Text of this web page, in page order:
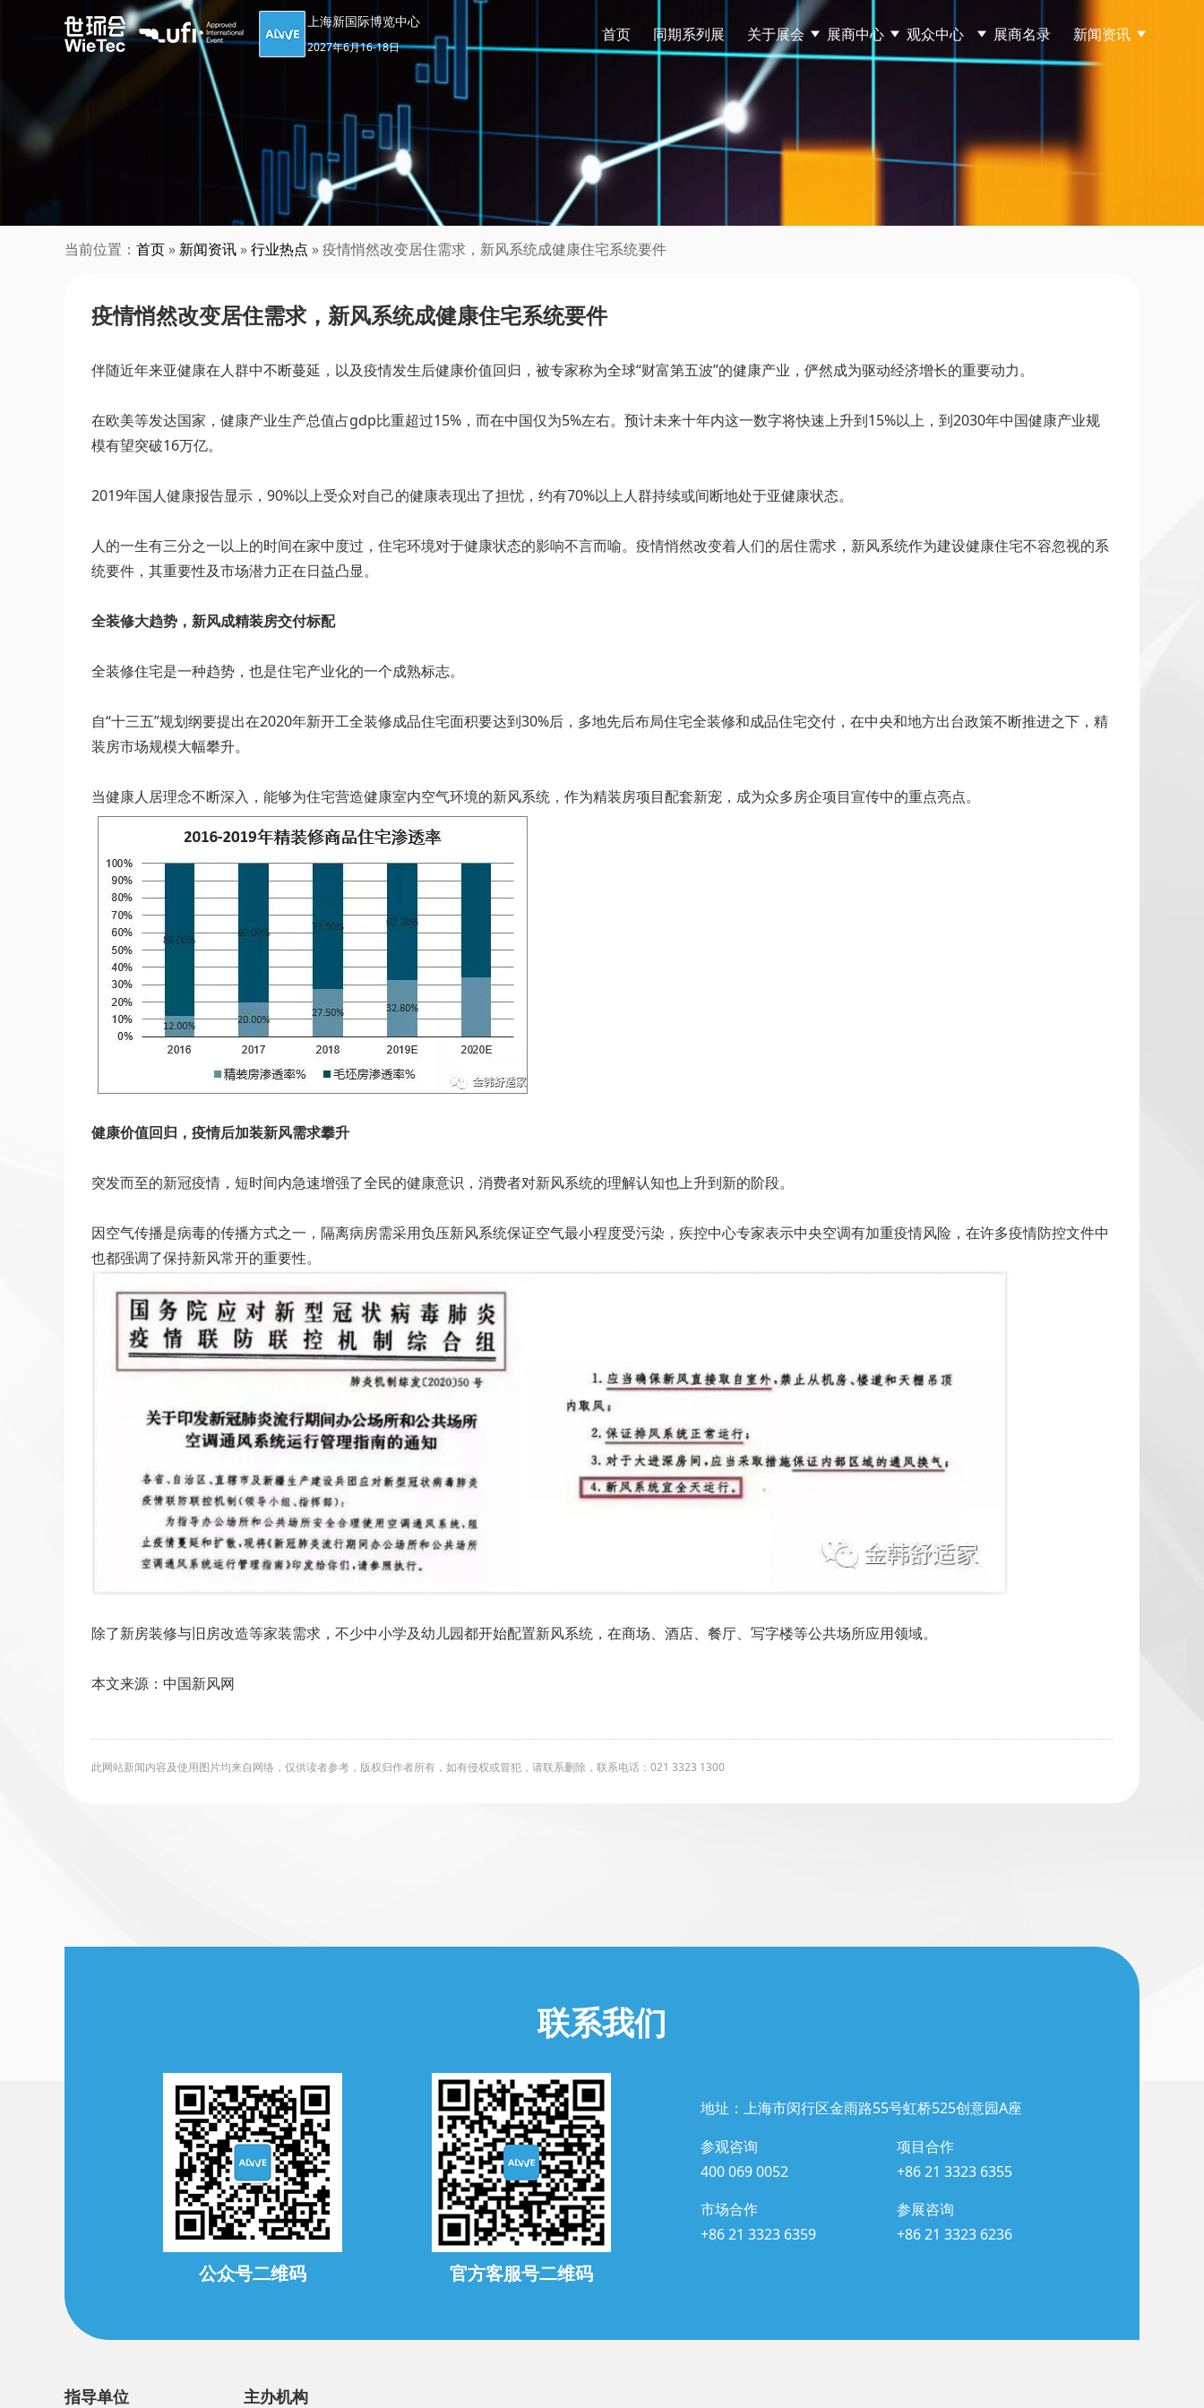
上海新国际博览中心
2027年6月16-18日
首页 同期系列展 关于展会 展商中心 观众中心 展商名录 新闻资讯
当前位置： 首页 » 新闻资讯 »行业热点 » 疫情悄然改变居住需求，新风系统成健康住宅系统要件
疫情悄然改变居住需求，新风系统成健康住宅系统要件
伴随近年来亚健康在人群中不断蔓延，以及疫情发生后健康价值回归，被专家称为全球“财富第五波”的健康产业，俨然成为驱动经济增长的重要动力。
在欧美等发达国家，健康产业生产总值占gdp比重超过15%，而在中国仅为5%左右。预计未来十年内这一数字将快速上升到15%以上，到2030年中国健康产业规
模有望突破16万亿。
2019年国人健康报告显示，90%以上受众对自己的健康表现出了担忧，约有70%以上人群持续或间断地处于亚健康状态。
人的一生有三分之一以上的时间在家中度过，住宅环境对于健康状态的影响不言而喻。疫情悄然改变着人们的居住需求，新风系统作为建设健康住宅不容忽视的系
统要件，其重要性及市场潜力正在日益凸显。
全装修大趋势，新风成精装房交付标配
全装修住宅是一种趋势，也是住宅产业化的一个成熟标志。
自“十三五”规划纲要提出在2020年新开工全装修成品住宅面积要达到30%后，多地先后布局住宅全装修和成品住宅交付，在中央和地方出台政策不断推进之下，精
装房市场规模大幅攀升。
当健康人居理念不断深入，能够为住宅营造健康室内空气环境的新风系统，作为精装房项目配套新宠，成为众多房企项目宣传中的重点亮点。
健康价值回归，疫情后加装新风需求攀升
突发而至的新冠疫情，短时间内急速增强了全民的健康意识，消费者对新风系统的理解认知也上升到新的阶段。
因空气传播是病毒的传播方式之一，隔离病房需采用负压新风系统保证空气最小程度受污染，疾控中心专家表示中央空调有加重疫情风险，在许多疫情防控文件中
也都强调了保持新风常开的重要性。
除了新房装修与旧房改造等家装需求，不少中小学及幼儿园都开始配置新风系统，在商场、酒店、餐厅、写字楼等公共场所应用领域。
本文来源：中国新风网
此网站新闻内容及使用图片均来自网络，仅供读者参考，版权归作者所有，如有侵权或冒犯，请联系删除，联系电话：021 3323 1300
联系我们
公众号二维码 官方客服号二维码
地址：上海市闵行区金雨路55号虹桥525创意园A座
参观咨询
400 069 0052
项目合作
+86 21 3323 6355
市场合作
+86 21 3323 6359
参展咨询
+86 21 3323 6236
指导单位 主办机构